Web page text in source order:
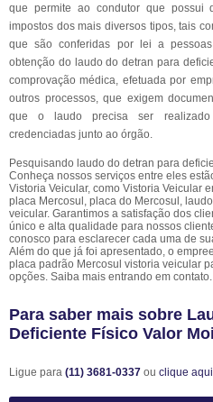
que permite ao condutor que possui
impostos dos mais diversos tipos, tais
que são conferidas por lei a
obtenção do laudo do detran para
comprovação médica, efetuada por
outros processos, que exigem
que o laudo precisa ser realizado
credenciadas junto ao órgão.
Pesquisando laudo do detran para
Conheça nossos serviços entre eles
Vistoria Veicular, como Vistoria Veicular
placa Mercosul, placa do Mercosul,
veicular. Garantimos a satisfação dos
único e alta qualidade para nossos
conosco para esclarecer cada uma de
Além do que já foi apresentado, o
placa padrão Mercosul vistoria veicular
opções. Saiba mais entrando em contato.
Para saber mais sobre
Deficiente Físico Valor
Ligue para (11) 3681-0337 ou clique aqui